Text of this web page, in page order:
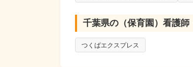
千葉県の（保育園）看護
つくばエクスプレス